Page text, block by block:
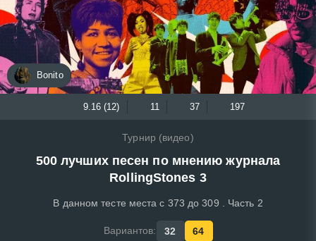
Bonito
9.16 (12) 11 37 197
Турнир (видео)
500 лучших песен по мнению журнала
RollingStones 3
В данном тесте места с 373 до 309 . Часть 2
Вариантов: 32 64